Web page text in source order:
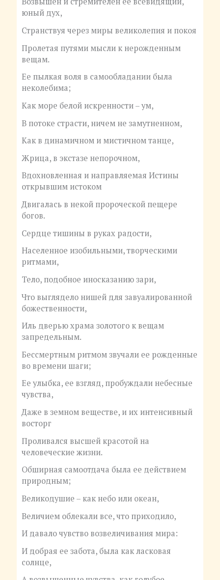
юный дух,
Странствуя через миры великолепия и покоя
Пролетая путями мысли к нерожденным
вещам.
Ее пылкая воля в самообладании была
неколебима;
Как море белой искренности – ум,
В потоке страсти, ничем не замутненном,
Как в динамичном и мистичном танце,
Жрица, в экстазе непорочном,
Вдохновленная и направляемая Истины
открывшим истоком
Двигалась в некой пророческой пещере
богов.
Сердце тишины в руках радости,
Населенное изобильными, творческими
ритмами,
Тело, подобное иносказанию зари,
Что выглядело нишей для завуалированной
божественности,
Иль дверью храма золотого к вещам
запредельным.
Бессмертным ритмом звучали ее рожденные
во времени шаги;
Ее улыбка, ее взгляд, пробуждали небесные
чувства,
Даже в земном веществе, и их интенсивный
восторг
Проливался высшей красотой на
человеческие жизни.
Обширная самоотдача была ее действием
природным;
Великодушие – как небо или океан,
Величием облекали все, что приходило,
И давало чувство возвеличивания мира:
И добрая ее забота, была как ласковая
солнце,